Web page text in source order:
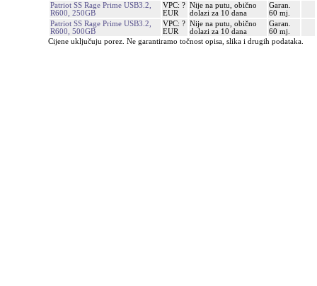
Patriot SS Rage Prime USB3.2,
R600, 250GB
VPC: ?
EUR
Nije na putu, obično
dolazi za 10 dana
Garan.
60 mj.
Patriot SS Rage Prime USB3.2,
R600, 500GB
VPC: ?
EUR
Nije na putu, obično
dolazi za 10 dana
Garan.
60 mj.
Cijene uključuju porez. Ne garantiramo točnost opisa, slika i drugih podataka.